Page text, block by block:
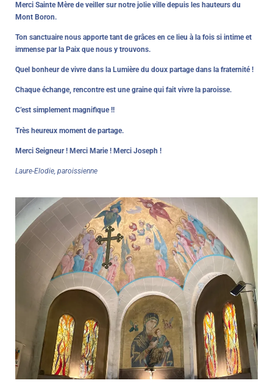
Merci Sainte Mère de veiller sur notre jolie ville depuis les hauteurs du
Mont Boron.
Ton sanctuaire nous apporte tant de grâces en ce lieu à la fois si intime et
immense par la Paix que nous y trouvons.
Quel bonheur de vivre dans la Lumière du doux partage dans la fraternité !
Chaque échange, rencontre est une graine qui fait vivre la paroisse.
C’est simplement magnifique !!
Très heureux moment de partage.
Merci Seigneur ! Merci Marie ! Merci Joseph !
Laure-Elodie, paroissienne